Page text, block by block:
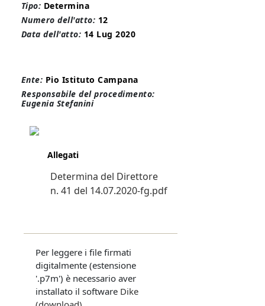
Tipo: Determina
Numero dell'atto: 12
Data dell'atto: 14 Lug 2020
Ente: Pio Istituto Campana
Responsabile del procedimento:
Eugenia Stefanini
Allegati
Determina del Direttore
n. 41 del 14.07.2020-fg.pdf
Per leggere i file firmati
digitalmente (estensione
'.p7m') è necessario aver
installato il software Dike